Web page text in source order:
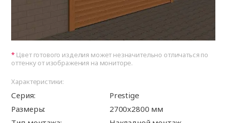
Цвет готового изделия может незначительно отличаться по
оттенку от изображения на мониторе.
Характеристики:
Серия:
Prestige
Размеры:
2700x2800 мм